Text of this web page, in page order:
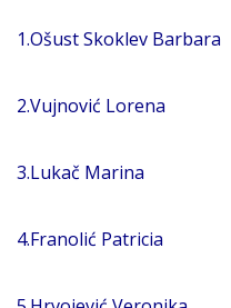
1.Ošust Skoklev Barbara
2.Vujnović Lorena
3.Lukač Marina
4.Franolić Patricia